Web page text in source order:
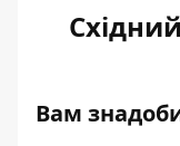
Вам